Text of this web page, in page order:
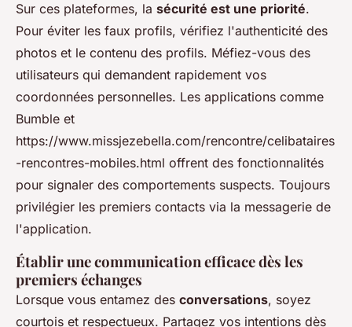
Sur ces plateformes, la sécurité est une priorité.
Pour éviter les faux profils, vérifiez l'authenticité des
photos et le contenu des profils. Méfiez-vous des
utilisateurs qui demandent rapidement vos
coordonnées personnelles. Les applications comme
Bumble et
https://www.missjezebella.com/rencontre/celibataires
-rencontres-mobiles.html offrent des fonctionnalités
pour signaler des comportements suspects. Toujours
privilégier les premiers contacts via la messagerie de
l'application.
Établir une communication efficace dès les
premiers échanges
Lorsque vous entamez des conversations, soyez
courtois et respectueux. Partagez vos intentions dès